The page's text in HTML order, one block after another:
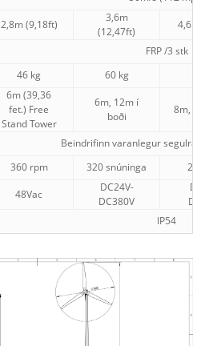
2,8m (9,18ft)
3,6m
(12,47ft)
4,6m
FRP /3 stk
46 kg 60 kg
6m (39,36
fet.) Free
Stand Tower
6m, 12m í
boði
8m,
Beindrifinn varanlegur
360 rpm 320 snúninga
240
48Vac
DC24V-
DC380V
IP54